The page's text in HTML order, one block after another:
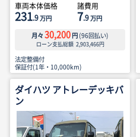
車両本体価格
231.9万円
諸費用
7.9万円
月々 30,200 円 (96回払い)
ローン支払総額 2,903,466円
法定整備付
保証付(1年・10,000km)
ダイハツ アトレーデッキバ
ン